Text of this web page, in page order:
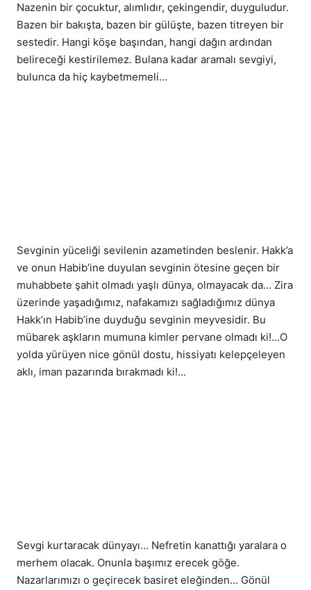
Nazenin bir çocuktur, alımlıdır, çekingendir, duyguludur.
Bazen bir bakışta, bazen bir gülüşte, bazen titreyen bir
sestedir. Hangi köşe başından, hangi dağın ardından
belireceği kestirilemez. Bulana kadar aramalı sevgiyi,
bulunca da hiç kaybetmemeli…
Sevginin yüceliği sevilenin azametinden beslenir. Hakk’a
ve onun Habib’ine duyulan sevginin ötesine geçen bir
muhabbete şahit olmadı yaşlı dünya, olmayacak da… Zira
üzerinde yaşadığımız, nafakamızı sağladığımız dünya
Hakk’ın Habib’ine duyduğu sevginin meyvesidir. Bu
mübarek aşkların mumuna kimler pervane olmadı ki!...O
yolda yürüyen nice gönül dostu, hissiyatı kelepçeleyen
aklı, iman pazarında bırakmadı ki!...
Sevgi kurtaracak dünyayı… Nefretin kanattığı yaralara o
merhem olacak. Onunla başımız erecek göğe.
Nazarlarımızı o geçirecek basiret eleğinden… Gönül